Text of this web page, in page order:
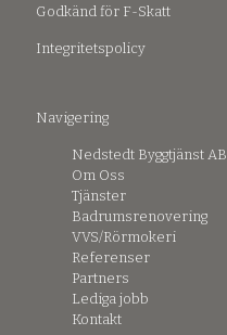
Godkänd för F-Skatt
Integritetspolicy
Navigering
Nedstedt Byggtjänst AB
Om Oss
Tjänster
Badrumsrenovering
VVS/Rörmokeri
Referenser
Partners
Lediga jobb
Kontakt